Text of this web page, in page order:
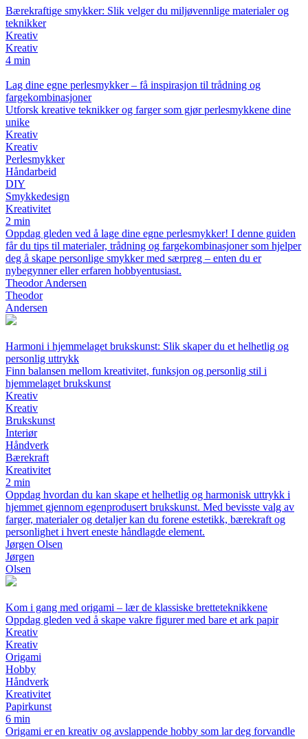
Bærekraftige smykker: Slik velger du miljøvennlige materialer og
teknikker
Kreativ
Kreativ
4 min
Lag dine egne perlesmykker – få inspirasjon til trådning og
fargekombinasjoner
Utforsk kreative teknikker og farger som gjør perlesmykkene dine
unike
Kreativ
Kreativ
Perlesmykker
Håndarbeid
DIY
Smykkedesign
Kreativitet
2 min
Oppdag gleden ved å lage dine egne perlesmykker! I denne guiden
får du tips til materialer, trådning og fargekombinasjoner som hjelper
deg å skape personlige smykker med særpreg – enten du er
nybegynner eller erfaren hobbyentusiast.
Theodor Andersen
Theodor
Andersen
Harmoni i hjemmelaget brukskunst: Slik skaper du et helhetlig og
personlig uttrykk
Finn balansen mellom kreativitet, funksjon og personlig stil i
hjemmelaget brukskunst
Kreativ
Kreativ
Brukskunst
Interiør
Håndverk
Bærekraft
Kreativitet
2 min
Oppdag hvordan du kan skape et helhetlig og harmonisk uttrykk i
hjemmet gjennom egenprodusert brukskunst. Med bevisste valg av
farger, materialer og detaljer kan du forene estetikk, bærekraft og
personlighet i hvert eneste håndlagde element.
Jørgen Olsen
Jørgen
Olsen
Kom i gang med origami – lær de klassiske bretteteknikkene
Oppdag gleden ved å skape vakre figurer med bare et ark papir
Kreativ
Kreativ
Origami
Hobby
Håndverk
Kreativitet
Papirkunst
6 min
Origami er en kreativ og avslappende hobby som lar deg forvandle